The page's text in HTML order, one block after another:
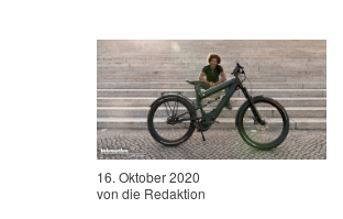
16. Oktober 2020
von die Redaktion